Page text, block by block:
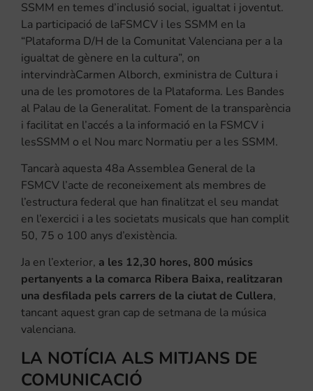
SSMM en temes d’inclusió social, igualtat i joventut.
La participació de laFSMCV i les SSMM en la
“Plataforma D/H de la Comunitat Valenciana per a la
igualtat de gènere en la cultura”, on
intervindràCarmen Alborch, exministra de Cultura i
una de les promotores de la Plataforma. Les Bandes
al Palau de la Generalitat. Foment de la transparència
i facilitat en l’accés a la informació en la FSMCV i
lesSSMM o el Nou marc Normatiu per a les SSMM.
Tancarà aquesta 48a Assemblea General de la
FSMCV l’acte de reconeixement als membres de
l’estructura federal que han finalitzat el seu mandat
en l’exercici i a les societats musicals que han complit
50, 75 o 100 anys d’existència.
Ja en l’exterior, a les 12,30 hores, 800 músics
pertanyents a la comarca Ribera Baixa, realitzaran
una desfilada pels carrers de la ciutat de Cullera,
tancant aquest gran cap de setmana de la música
valenciana.
LA NOTÍCIA ALS MITJANS DE
COMUNICACIÓ